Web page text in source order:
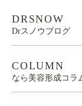
DRSNOW
Drスノウブログ
COLUMN
なら美容形成コラ